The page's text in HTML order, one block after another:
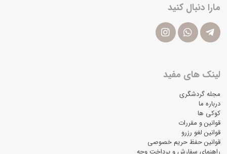
مارا دنبال کنید
لینک های مفید
مجله گردشگری
درباره ما
کوکی ها
قوانین و مقررات
قوانین لغو رزرو
قوانین حفظ حریم خصوصی